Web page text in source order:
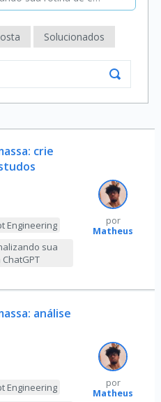
Solucionados
crie
Engineering
sua
por
Matheus
análise
Engineering
por
Matheus